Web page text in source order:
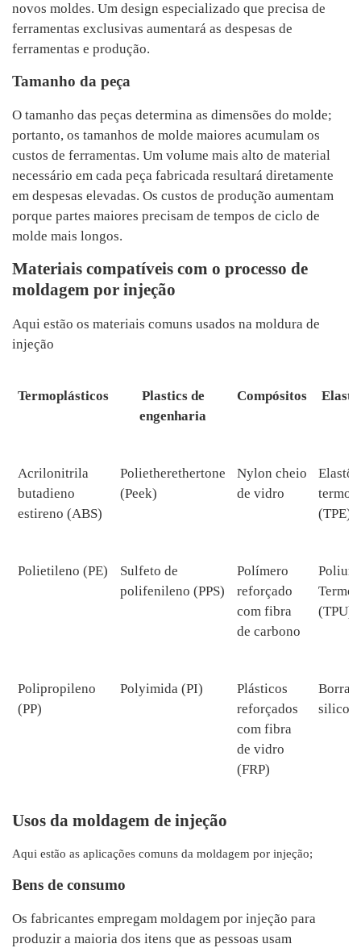
novos moldes. Um design especializado que precisa de
ferramentas exclusivas aumentará as despesas de
ferramentas e produção.
Tamanho da peça
O tamanho das peças determina as dimensões do molde;
portanto, os tamanhos de molde maiores acumulam os
custos de ferramentas. Um volume mais alto de material
necessário em cada peça fabricada resultará diretamente
em despesas elevadas. Os custos de produção aumentam
porque partes maiores precisam de tempos de ciclo de
molde mais longos.
Materiais compatíveis com o processo de
moldagem por injeção
Aqui estão os materiais comuns usados ​​na moldura de
injeção
Termoplásticos
Plastics de
engenharia
Compósitos
Acrilonitrila
butadieno
estireno (ABS)
Polietherethertone
(Peek)
Nylon cheio
de vidro
(TPE)
Polietileno (PE)
Sulfeto de
polifenileno (PPS)
Polímero
reforçado
com fibra
de carbono
(TPU)
Polipropileno
(PP)
Polyimida (PI)
Plásticos
reforçados
com fibra
de vidro
(FRP)
Usos da moldagem de injeção
Aqui estão as aplicações comuns da moldagem por injeção;
Bens de consumo
Os fabricantes empregam moldagem por injeção para
produzir a maioria dos itens que as pessoas usam